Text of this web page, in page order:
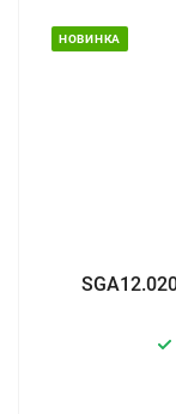
НОВИНКА